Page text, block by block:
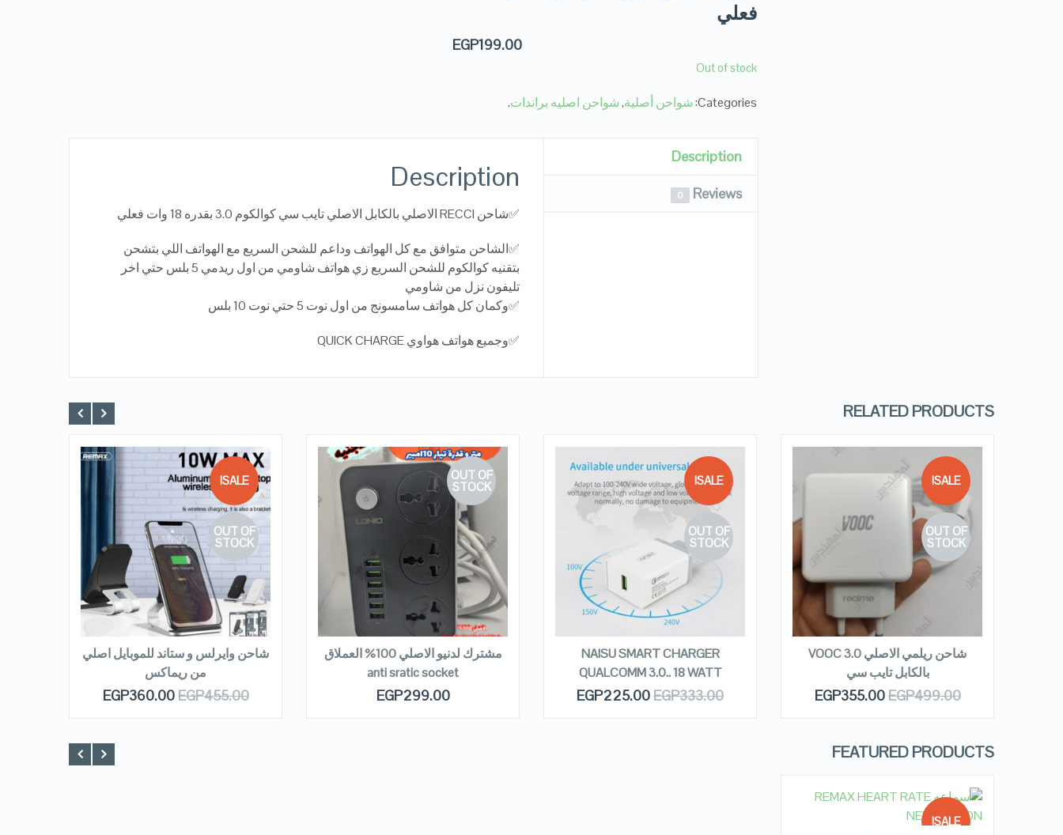
فعلي
EGP199.00
Out of stock
Categories: شواحن أصلية,شواحن اصليه براندات.
Description
Reviews
0
Description
✅شاحن RECCI الاصلي بالكابل الاصلي تايب سي كوالكوم 3.0 بقدره 18 وات فعلي
✅الشاحن متوافق مع كل الهواتف وداعم للشحن السريع مع الهواتف اللي بتشحن
بتقنيه كوالكوم للشحن السريع زي هواتف شاومي من اول ريدمي 5 بلس حتي اخر
تليفون نزل من شاومي
✅وكمان كل هواتف سامسونج من اول نوت 5 حتي نوت 10 بلس
✅وجميع هواتف هواوي QUICK CHARGE
RELATED PRODUCTS
SALE!
OUT OF
STOCK
QUICK LOOK
VIEW DETAILS
READ MORE
شاحن ريلمي الاصلي VOOC 3.0
بالكابل تايب سي
EGP499.00
EGP355.00
SALE!
OUT OF
STOCK
QUICK LOOK
VIEW DETAILS
READ MORE
NAISU SMART CHARGER
QUALCOMM 3.0.. 18 WATT
EGP333.00
EGP225.00
OUT OF
STOCK
QUICK LOOK
VIEW DETAILS
READ MORE
مشترك لدنيو الاصلي 100% العملاق
anti sratic socket
EGP299.00
SALE!
OUT OF
STOCK
QUICK LOOK
VIEW DETAILS
READ MORE
شاحن وايرلس و ستاند للموبايل اصلي
من ريماكس
EGP455.00
EGP360.00
FEATURED PRODUCTS
SALE!